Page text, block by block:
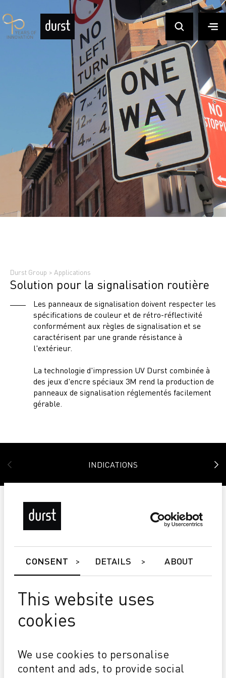
CONSENT DETAILS ABOUT
This website uses
cookies
We use cookies to personalise
content and ads, to provide social
Durst Group > Applications
Solution pour la signalisation routière
Les panneaux de signalisation doivent respecter les
spécifications de couleur et de rétro-réflectivité
conformément aux règles de signalisation et se
caractérisent par une grande résistance à
l'extérieur.
La technologie d'impression UV Durst combinée à
des jeux d'encre spéciaux 3M rend la production de
panneaux de signalisation réglementés facilement
gérable.
INDICATIONS
3M™ MCS™ garantie
3M Encres jet d'encre Traffic sign Uv